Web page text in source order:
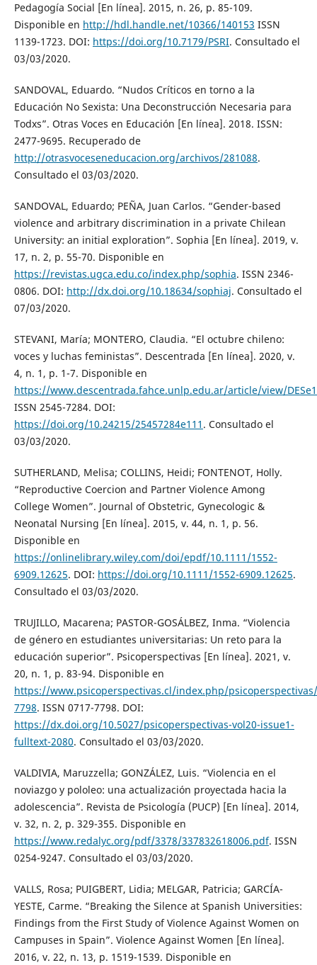
Pedagogía Social [En línea]. 2015, n. 26, p. 85-109.
Disponible en http://hdl.handle.net/10366/140153 ISSN
1139-1723. DOI: https://doi.org/10.7179/PSRI. Consultado el
03/03/2020.
SANDOVAL, Eduardo. “Nudos Críticos en torno a la
Educación No Sexista: Una Deconstrucción Necesaria para
Todxs”. Otras Voces en Educación [En línea]. 2018. ISSN:
2477-9695. Recuperado de
http://otrasvoceseneducacion.org/archivos/281088.
Consultado el 03/03/2020.
SANDOVAL, Eduardo; PEÑA, Juan Carlos. “Gender-based
violence and arbitrary discrimination in a private Chilean
University: an initial exploration”. Sophia [En línea]. 2019, v.
17, n. 2, p. 55-70. Disponible en
https://revistas.ugca.edu.co/index.php/sophia. ISSN 2346-
0806. DOI: http://dx.doi.org/10.18634/sophiaj. Consultado el
07/03/2020.
STEVANI, María; MONTERO, Claudia. “El octubre chileno:
voces y luchas feministas”. Descentrada [En línea]. 2020, v.
4, n. 1, p. 1-7. Disponible en
https://www.descentrada.fahce.unlp.edu.ar/article/view/
ISSN 2545-7284. DOI:
https://doi.org/10.24215/25457284e111 . Consultado el
03/03/2020.
SUTHERLAND, Melisa; COLLINS, Heidi; FONTENOT, Holly.
“Reproductive Coercion and Partner Violence Among
College Women”. Journal of Obstetric, Gynecologic &
Neonatal Nursing [En línea]. 2015, v. 44, n. 1, p. 56.
Disponible en
https://onlinelibrary.wiley.com/doi/epdf/10.1111/1552-
6909.12625. DOI: https://doi.org/10.1111/1552-6909.12625.
Consultado el 03/03/2020.
TRUJILLO, Macarena; PASTOR-GOSÁLBEZ, Inma. “Violencia
de género en estudiantes universitarias: Un reto para la
educación superior”. Psicoperspectivas [En línea]. 2021, v.
20, n. 1, p. 83-94. Disponible en
https://www.psicoperspectivas.cl/index.php/
7798. ISSN 0717-7798. DOI:
https://dx.doi.org/10.5027/psicoperspectivas-vol20-issue1-
fulltext-2080. Consultado el 03/03/2020.
VALDIVIA, Maruzzella; GONZÁLEZ, Luis. “Violencia en el
noviazgo y pololeo: una actualización proyectada hacia la
adolescencia”. Revista de Psicología (PUCP) [En línea]. 2014,
v. 32, n. 2, p. 329-355. Disponible en
https://www.redalyc.org/pdf/3378/337832618006.pdf. ISSN
0254-9247. Consultado el 03/03/2020.
VALLS, Rosa; PUIGBERT, Lidia; MELGAR, Patricia; GARCÍA-
YESTE, Carme. “Breaking the Silence at Spanish Universities:
Findings from the First Study of Violence Against Women on
Campuses in Spain”. Violence Against Women [En línea].
2016, v. 22, n. 13, p. 1519-1539. Disponible en